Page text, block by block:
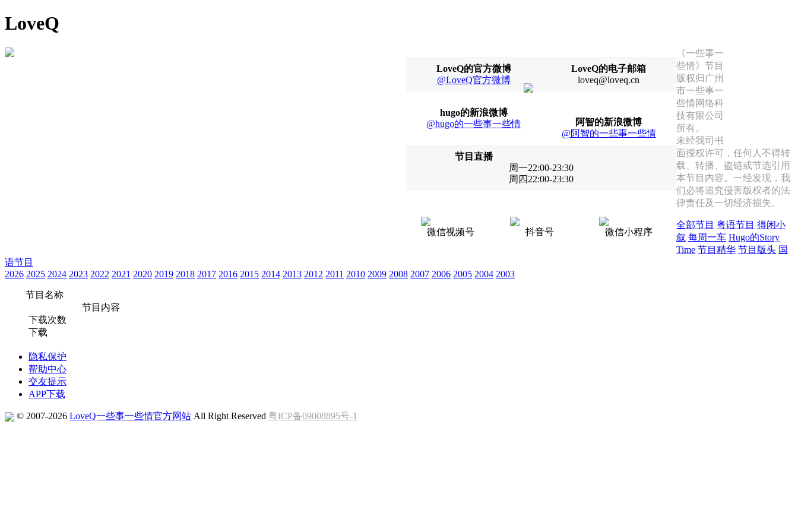
LoveQ
LoveQ的电子邮箱
loveq@loveq.cn
LoveQ的官方微博
@LoveQ官方微博
阿智的新浪微博
@阿智的一些事一些情
hugo的新浪微博
@hugo的一些事一些情
节目直播
周一22:00-23:30
周四22:00-23:30
微信视频号 抖音号 微信小程序
《一些事一
些情》节目
版权归广州
市一些事一
些情网络科
技有限公司
所有。
未经我司书
面授权许可，任何人不得转
载、转播、盗链或节选引用
本节目内容。一经发现，我
们必将追究侵害版权者的法
律责任及一切经济损失。
全部节目 粤语节目 得闲小
叙 每周一车 Hugo的Story
Time 节目精华 节目版头 国
语节目
2026 2025 2024 2023 2022 2021 2020 2019 2018 2017 2016 2015 2014 2013 2012 2011 2010 2009 2008 2007 2006 2005 2004 2003
节目名称
节目内容
下载次数
下载
隐私保护
帮助中心
交友提示
APP下载
© 2007-2026 LoveQ一些事一些情官方网站 All Right Reserved 粤ICP备09008895号-1